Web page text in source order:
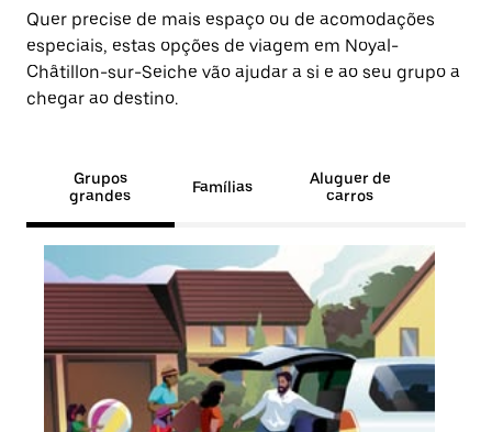
Quer precise de mais espaço ou de acomodações
especiais, estas opções de viagem em Noyal-
Châtillon-sur-Seiche vão ajudar a si e ao seu grupo a
chegar ao destino.
Grupos
grandes
Famílias
Aluguer de
carros